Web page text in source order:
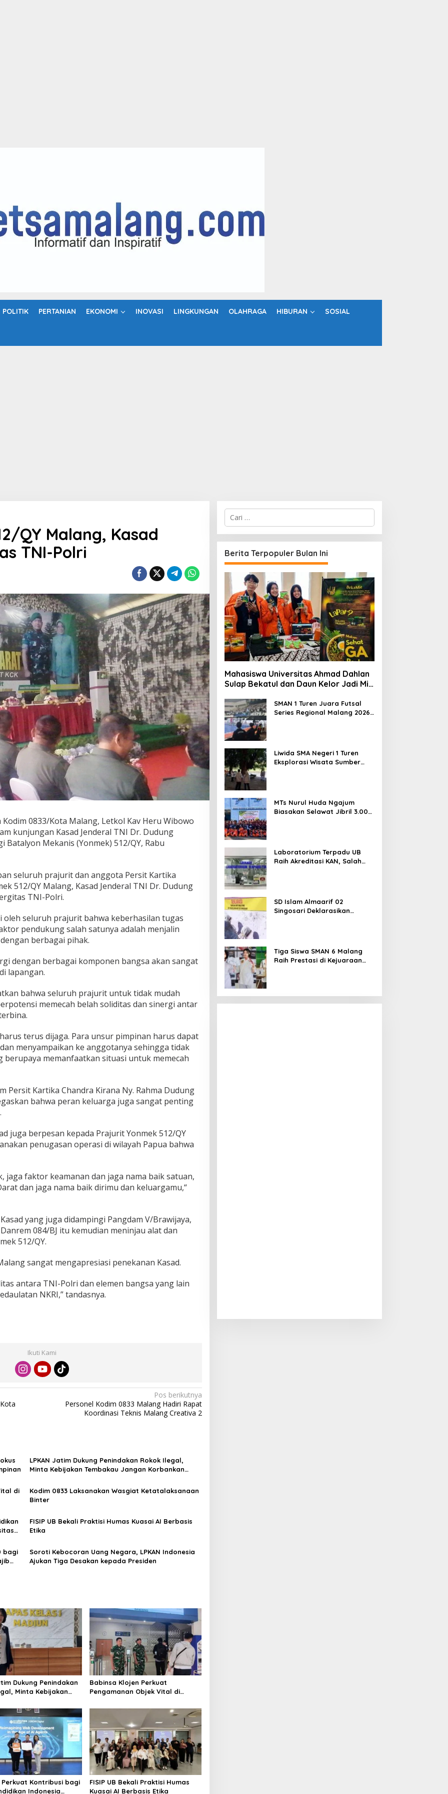
POLITIK PERTANIAN EKONOMI INOVASI LINGKUNGAN OLAHRAGA HIBURAN SOSIAL
QY Malang, Kasad
TNI-Polri
Kodim 0833/Kota Malang, Letkol Kav Heru Wibowo
kunjungan Kasad Jenderal TNI Dr. Dudung
Mekanis (Yonmek) 512/QY, Rabu
seluruh prajurit dan anggota Persit Kartika
512/QY Malang, Kasad Jenderal TNI Dr. Dudung
TNI-Polri.
oleh seluruh prajurit bahwa keberhasilan tugas
pendukung salah satunya adalah menjalin
berbagai pihak.
dengan berbagai komponen bangsa akan sangat
lapangan.
bahwa seluruh prajurit untuk tidak mudah
memecah belah soliditas dan sinergi antar
terus dijaga. Para unsur pimpinan harus dapat
menyampaikan ke anggotanya sehingga tidak
berupaya memanfaatkan situasi untuk memecah
Persit Kartika Chandra Kirana Ny. Rahma Dudung
bahwa peran keluarga juga sangat penting
juga berpesan kepada Prajurit Yonmek 512/QY
penugasan operasi di wilayah Papua bahwa
jaga faktor keamanan dan jaga nama baik satuan,
dan jaga nama baik dirimu dan keluargamu,“
yang juga didampingi Pangdam V/Brawijaya,
084/BJ itu kemudian meninjau alat dan
512/QY.
sangat mengapresiasi penekanan Kasad.
antara TNI-Polri dan elemen bangsa yang lain
NKRI,” tandasnya.
Ikuti Kami
Pos berikutnya
Personel Kodim 0833 Malang Hadiri Rapat
Koordinasi Teknis Malang Creativa 2
LPKAN Jatim Dukung Penindakan Rokok Ilegal,
Minta Kebijakan Tembakau Jangan Korbankan
di
Kodim 0833 Laksanakan Wasgiat Ketatalaksanaan
Binter
FISIP UB Bekali Praktisi Humas Kuasai AI Berbasis
Etika
bagi
Soroti Kebocoran Uang Negara, LPKAN Indonesia
Ajukan Tiga Desakan kepada Presiden
Dukung Penindakan
Minta Kebijakan
Babinsa Klojen Perkuat
Pengamanan Objek Vital di
Perkuat Kontribusi bagi
Indonesia
FISIP UB Bekali Praktisi Humas
Kuasai AI Berbasis Etika
C
i
u
n
t
Berita Terpopuler Bulan Ini
Mahasiswa Universitas Ahmad Dahlan
Sulap Bekatul dan Daun Kelor Jadi Mi
BEKAMIE dan BEKRESSSMAN 1 Turen Juara Futsal
Series Regional Malang 2026,
Liwida SMA Negeri 1 Turen
Eksplorasi Wisata Sumber
MTs Nurul Huda Ngajum
Biasakan Selawat Jibril 3.000
Laboratorium Terpadu UB
Raih Akreditasi KAN, Salah
SD Islam Almaarif 02
Singosari Deklarasikan
Tiga Siswa SMAN 6 Malang
Raih Prestasi di Kejuaraan